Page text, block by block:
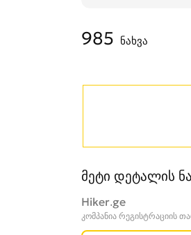
985 ნახვა
მეტი დეტალის
Hiker.ge
კომპანია რეგისტრაციის